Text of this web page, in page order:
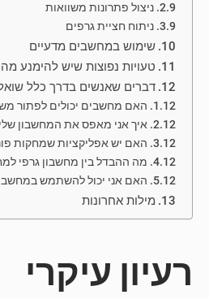
ניצול פתרונות משוואות
ניתוח חציית גרפים
שימוש במחשבים מדעיים
טעויות נפוצות שיש להימנע
דברים שאנשים בדרך כלל
האם מחשבים יכולים לפתור
איך אני מאפס את המחשבון
האם יש אפליקציות שמחקות
מה ההבדל בין מחשבון גרפי
האם אני יכול להשתמש
מילות אחרונות
רעיון עיקרי